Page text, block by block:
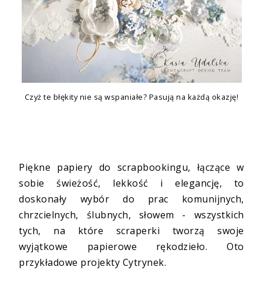
Czyż te błękity nie są wspaniałe? Pasują na każdą okazję!
Piękne papiery do scrapbookingu, łączące w
sobie świeżość, lekkość i elegancję, to
doskonały wybór do prac komunijnych,
chrzcielnych, ślubnych, słowem - wszystkich
tych, na które scraperki tworzą swoje
wyjątkowe papierowe rękodzieło. Oto
przykładowe projekty Cytrynek.